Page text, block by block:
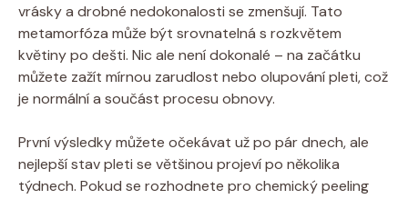
vrásky a drobné nedokonalosti se zmenšují. Tato
metamorfóza může být srovnatelná s rozkvětem
květiny po dešti. Nic ale není dokonalé – na začátku
můžete zažít mírnou zarudlost nebo olupování pleti, což
je normální a součást procesu obnovy.
První výsledky můžete očekávat už po pár dnech, ale
nejlepší stav pleti se většinou projeví po několika
týdnech. Pokud se rozhodnete pro chemický peeling